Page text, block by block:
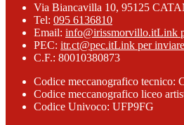
Via Biancavilla 10, 95125
Tel: 095 6136810
Email: info@irissmorvillo.itLink
PEC: itr.ct@pec.itLink per
C.F.: 80010380873
Codice meccanografico tecnico:
Codice meccanografico liceo
Codice Univoco: UFP9FG